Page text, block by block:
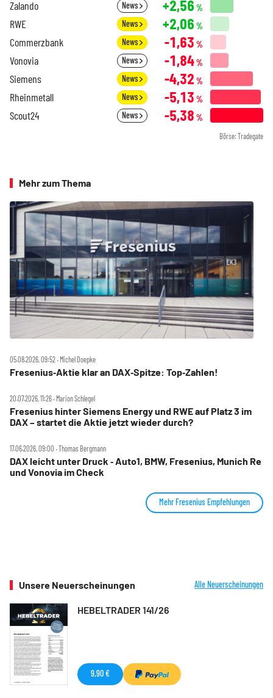
Zalando News +2,56 %
RWE News +2,06 %
Commerzbank News -1,63 %
Vonovia News -1,84%
Siemens News -4,32 %
Rheinmetall News -5,13 %
Scout24 News -5,38 %
Börse: Tradegate
Mehr zum Thema
05.08.2026, 09:52 ‧ Michel Doepke
Fresenius‑Aktie klar an DAX‑Spitze: Top‑Zahlen!
20.07.2026, 11:26 ‧ Marion Schlegel
Fresenius hinter Siemens Energy und RWE auf Platz 3 im
DAX – startet die Aktie jetzt wieder durch?
17.06.2026, 09:00 ‧ Thomas Bergmann
DAX leicht unter Druck ‑ Auto1, BMW, Fresenius, Munich Re
und Vonovia im Check
Mehr Fresenius Empfehlungen
Unsere Neuerscheinungen Alle Neuerscheinungen
HEBELTRADER 141/26
9,90 €